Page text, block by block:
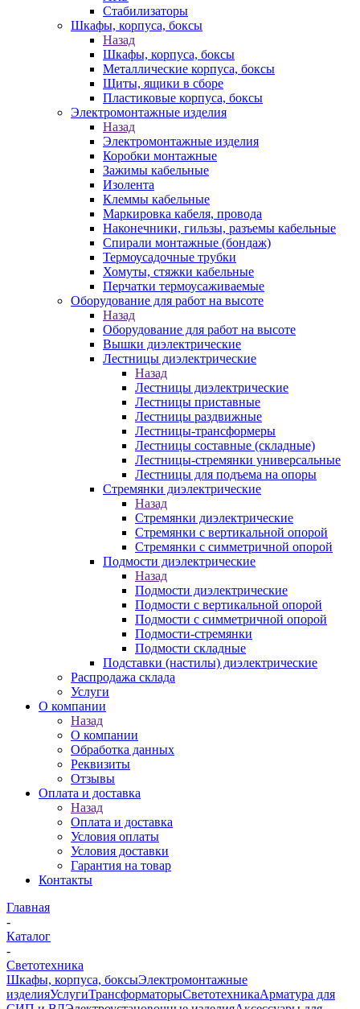
Стабилизаторы
Шкафы, корпуса, боксы
Назад
Шкафы, корпуса, боксы
Металлические корпуса, боксы
Щиты, ящики в сборе
Пластиковые корпуса, боксы
Электромонтажные изделия
Назад
Электромонтажные изделия
Коробки монтажные
Зажимы кабельные
Изолента
Клеммы кабельные
Маркировка кабеля, провода
Наконечники, гильзы, разъемы кабельные
Спирали монтажные (бондаж)
Термоусадочные трубки
Хомуты, стяжки кабельные
Перчатки термоусаживаемые
Оборудование для работ на высоте
Назад
Оборудование для работ на высоте
Вышки диэлектрические
Лестницы диэлектрические
Назад
Лестницы диэлектрические
Лестницы приставные
Лестницы раздвижные
Лестницы-трансформеры
Лестницы составные (складные)
Лестницы-стремянки универсальные
Лестницы для подъема на опоры
Стремянки диэлектрические
Назад
Стремянки диэлектрические
Стремянки с вертикальной опорой
Стремянки с симметричной опорой
Подмости диэлектрические
Назад
Подмости диэлектрические
Подмости с вертикальной опорой
Подмости с симметричной опорой
Подмости-стремянки
Подмости складные
Подставки (настилы) диэлектрические
Распродажа склада
Услуги
О компании
Назад
О компании
Обработка данных
Реквизиты
Отзывы
Оплата и доставка
Назад
Оплата и доставка
Условия оплаты
Условия доставки
Гарантия на товар
Контакты
Главная
-
Каталог
-
Светотехника
Шкафы, корпуса, боксыЭлектромонтажные
изделияУслугиТрансформаторыСветотехникаАрматура для